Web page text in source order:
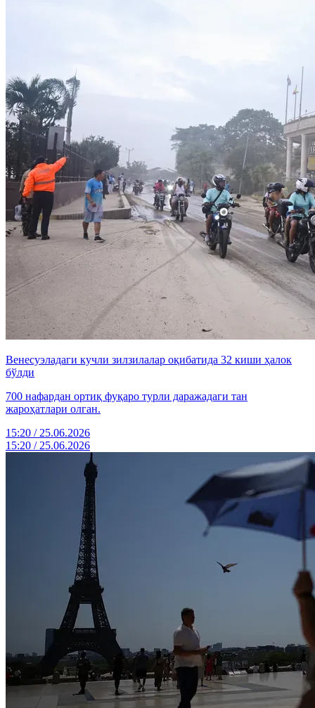
Венесуэладаги кучли зилзилалар оқибатида 32 киши ҳалок
бўлди
700 нафардан ортиқ фуқаро турли даражадаги тан
жароҳатлари олган.
15:20 / 25.06.2026
15:20 / 25.06.2026